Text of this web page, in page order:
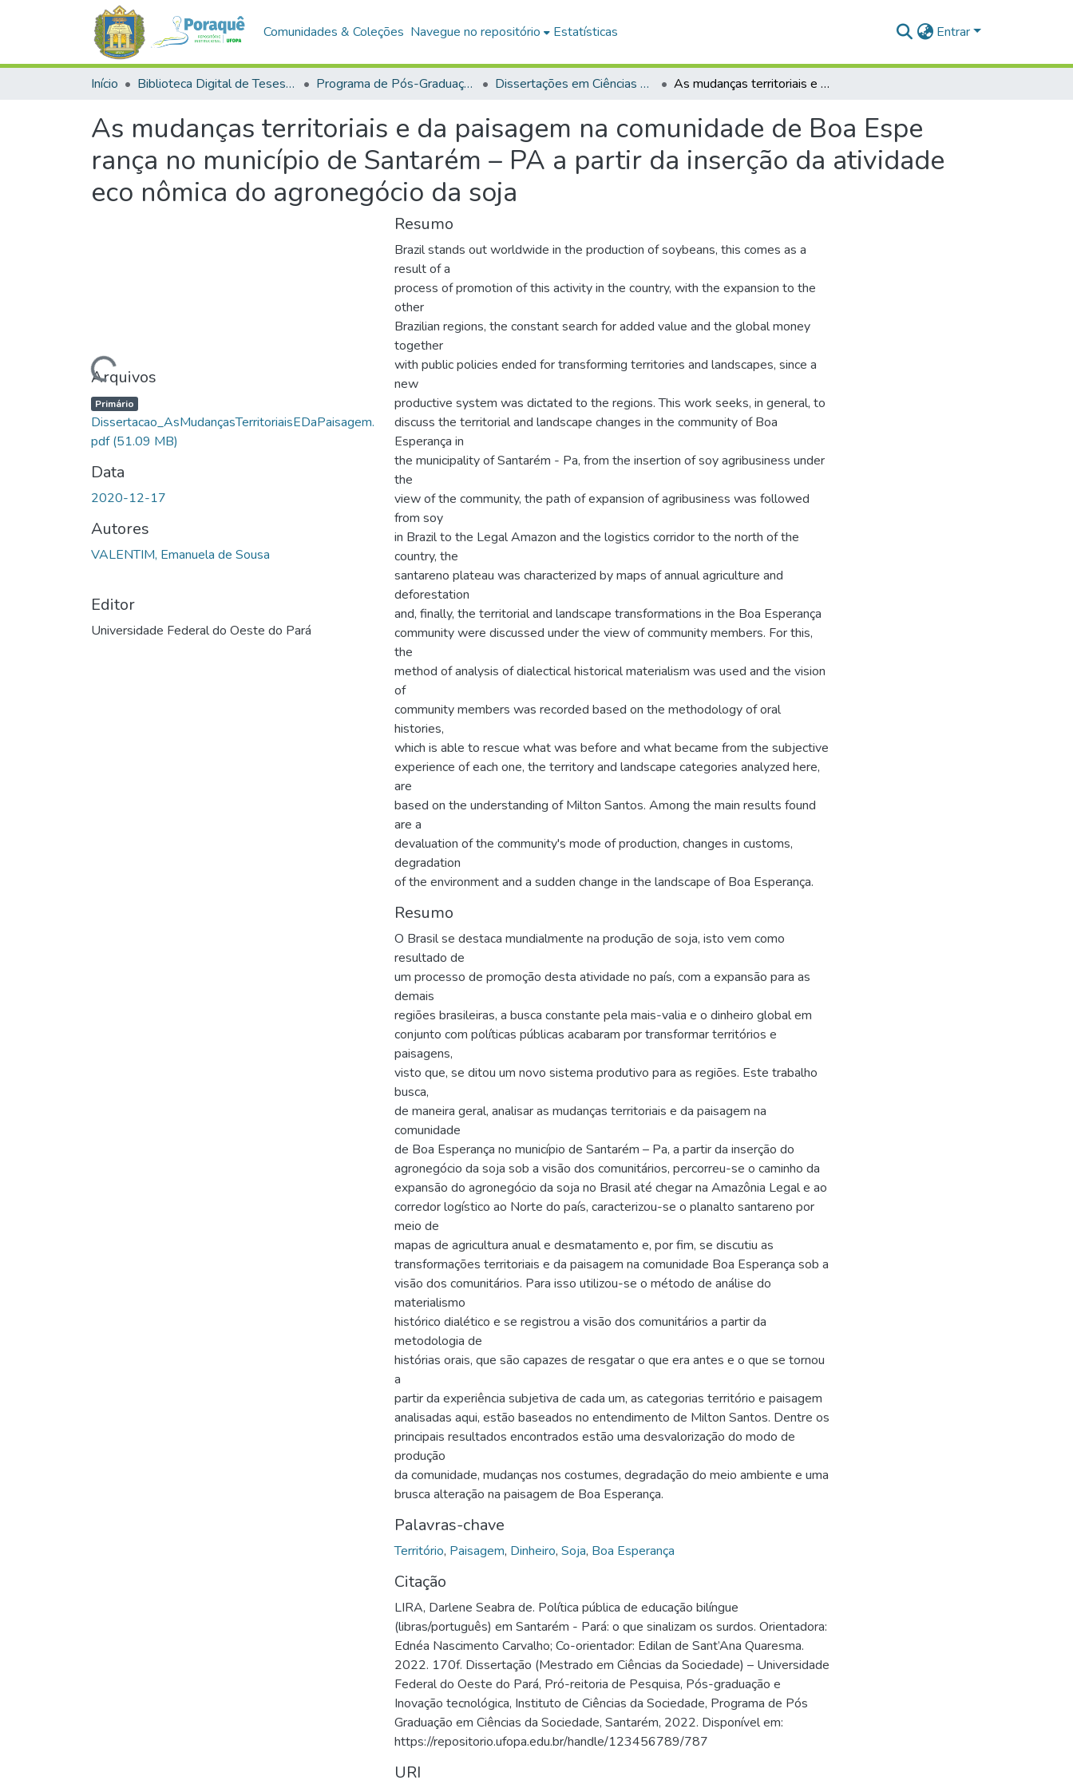
Comunidades & Coleções Navegue no repositório Estatísticas Entrar
Início Biblioteca Digital de Teses e Dissertações (BDTD) Programa de Pós-Graduação em Ciências da Sociedade (PPGCS) Dissertações em Ciências da Sociedade (Mestrado) As mudanças territoriais e da paisagem na comunidade de Boa Espe rança no município de Santarém – PA a partir da inserção da atividade eco nômica do agronegócio da soja
As mudanças territoriais e da paisagem na comunidade de Boa Espe
rança no município de Santarém – PA a partir da inserção da atividade
eco nômica do agronegócio da soja
Carregando...
Arquivos
Primário
Dissertacao_AsMudançasTerritoriaisEDaPaisagem.
pdf(51.09 MB)
Data
2020-12-17
Autores
VALENTIM, Emanuela de Sousa
Editor
Universidade Federal do Oeste do Pará
Resumo
Brazil stands out worldwide in the production of soybeans, this comes as a
result of a
process of promotion of this activity in the country, with the expansion to the
other
Brazilian regions, the constant search for added value and the global money
together
with public policies ended for transforming territories and landscapes, since a
new
productive system was dictated to the regions. This work seeks, in general, to
discuss the territorial and landscape changes in the community of Boa
Esperança in
the municipality of Santarém - Pa, from the insertion of soy agribusiness under
the
view of the community, the path of expansion of agribusiness was followed
from soy
in Brazil to the Legal Amazon and the logistics corridor to the north of the
country, the
santareno plateau was characterized by maps of annual agriculture and
deforestation
and, finally, the territorial and landscape transformations in the Boa Esperança
community were discussed under the view of community members. For this,
the
method of analysis of dialectical historical materialism was used and the vision
of
community members was recorded based on the methodology of oral
histories,
which is able to rescue what was before and what became from the subjective
experience of each one, the territory and landscape categories analyzed here,
are
based on the understanding of Milton Santos. Among the main results found
are a
devaluation of the community's mode of production, changes in customs,
degradation
of the environment and a sudden change in the landscape of Boa Esperança.
Resumo
O Brasil se destaca mundialmente na produção de soja, isto vem como
resultado de
um processo de promoção desta atividade no país, com a expansão para as
demais
regiões brasileiras, a busca constante pela mais-valia e o dinheiro global em
conjunto com políticas públicas acabaram por transformar territórios e
paisagens,
visto que, se ditou um novo sistema produtivo para as regiões. Este trabalho
busca,
de maneira geral, analisar as mudanças territoriais e da paisagem na
comunidade
de Boa Esperança no município de Santarém – Pa, a partir da inserção do
agronegócio da soja sob a visão dos comunitários, percorreu-se o caminho da
expansão do agronegócio da soja no Brasil até chegar na Amazônia Legal e ao
corredor logístico ao Norte do país, caracterizou-se o planalto santareno por
meio de
mapas de agricultura anual e desmatamento e, por fim, se discutiu as
transformações territoriais e da paisagem na comunidade Boa Esperança sob a
visão dos comunitários. Para isso utilizou-se o método de análise do
materialismo
histórico dialético e se registrou a visão dos comunitários a partir da
metodologia de
histórias orais, que são capazes de resgatar o que era antes e o que se tornou
a
partir da experiência subjetiva de cada um, as categorias território e paisagem
analisadas aqui, estão baseados no entendimento de Milton Santos. Dentre os
principais resultados encontrados estão uma desvalorização do modo de
produção
da comunidade, mudanças nos costumes, degradação do meio ambiente e uma
brusca alteração na paisagem de Boa Esperança.
Palavras-chave
Território, Paisagem, Dinheiro, Soja, Boa Esperança
Citação
LIRA, Darlene Seabra de. Política pública de educação bilíngue
(libras/português) em Santarém - Pará: o que sinalizam os surdos. Orientadora:
Ednéa Nascimento Carvalho; Co-orientador: Edilan de Sant’Ana Quaresma.
2022. 170f. Dissertação (Mestrado em Ciências da Sociedade) – Universidade
Federal do Oeste do Pará, Pró-reitoria de Pesquisa, Pós-graduação e
Inovação tecnológica, Instituto de Ciências da Sociedade, Programa de Pós
Graduação em Ciências da Sociedade, Santarém, 2022. Disponível em:
https://repositorio.ufopa.edu.br/handle/123456789/787
URI